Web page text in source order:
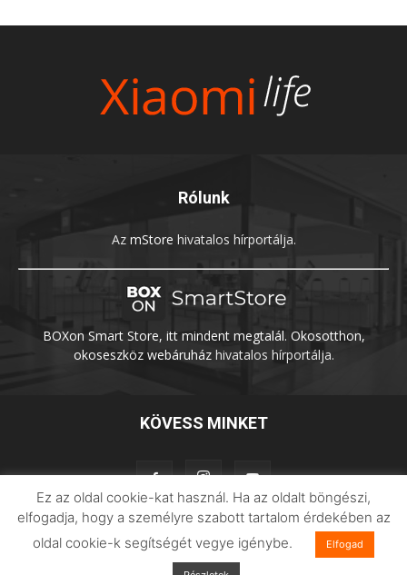
Rólunk
Az mStore hivatalos hírportálja.
BOXon Smart Store, itt mindent megtalál. Okosotthon,
okoseszköz webáruházhivatalos hírportálja.
KÖVESS MINKET
Adatvédelem Impresszum Imilab
Ez az oldal cookie-kat használ. Ha az oldalt böngészi,
elfogadja, hogy a személyre szabott tartalom érdekében az
oldal cookie-k segítségét vegye igénybe.
Elfogad